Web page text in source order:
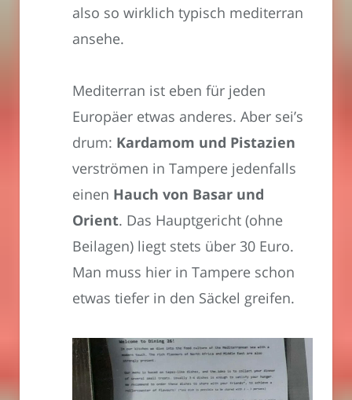
also so wirklich typisch mediterran
ansehe.
Mediterran ist eben für jeden
Europäer etwas anderes. Aber sei’s
drum: Kardamom und Pistazien
verströmen in Tampere jedenfalls
einen Hauch von Basar und
Orient. Das Hauptgericht (ohne
Beilagen) liegt stets über 30 Euro.
Man muss hier in Tampere schon
etwas tiefer in den Säckel greifen.